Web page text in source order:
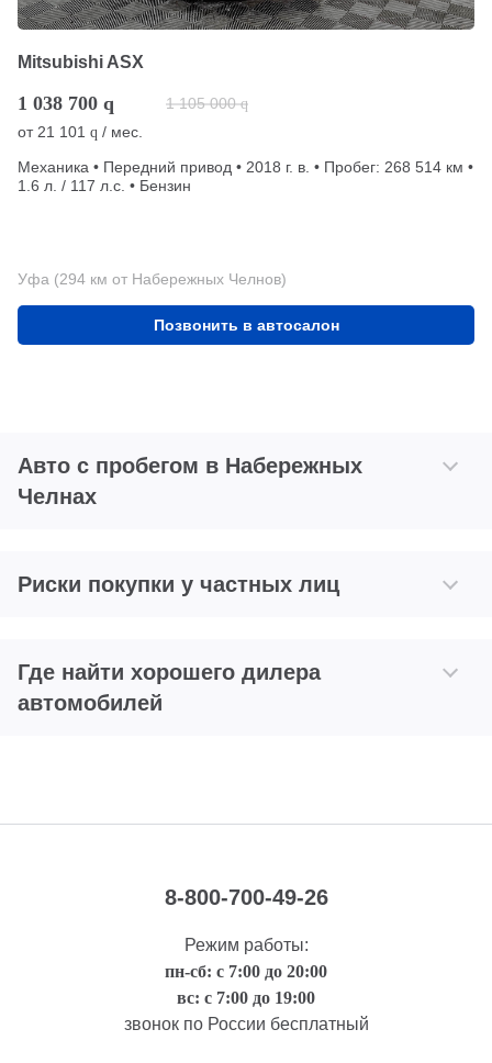
Mitsubishi ASX
1 038 700 q 1 105 000 q
от 21 101 q / мес.
Механика • Передний привод • 2018 г. в. • Пробег: 268 514 км •
1.6 л. / 117 л.с. • Бензин
Уфа (294 км от Набережных Челнов)
Позвонить в автосалон
Авто с пробегом в Набережных
Челнах
Риски покупки у частных лиц
Где найти хорошего дилера
автомобилей
8-800-700-49-26
Режим работы:
пн-сб: с 7:00 до 20:00
вс: с 7:00 до 19:00
звонок по России бесплатный